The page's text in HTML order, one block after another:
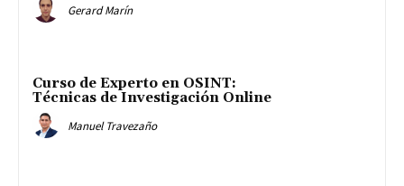
Gerard Marín
Curso de Experto en OSINT:
Técnicas de Investigación Online
Manuel Travezaño